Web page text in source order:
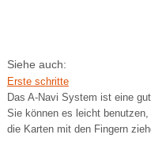
Siehe auch:
Erste schritte
Das A-Navi System ist eine
Sie können es leicht
die Karten mit den Fingern